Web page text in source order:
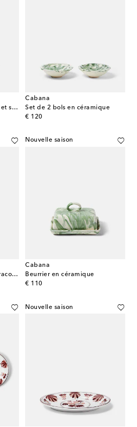
Set de 2 tasses à espresso et soucoupes en céramique
Cabana
Set de 2 bols en céramique
€ 120
original price
Set de deux serviettes Terracotta en lin et coton
Nouvelle saison
Cabana
Beurrier en céramique
€ 110
original price
Nouvelle saison